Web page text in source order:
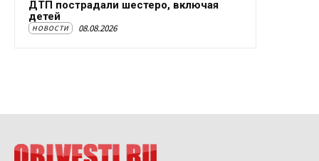
ДТП пострадали шестеро, включая
детей
НОВОСТИ 08.08.2026